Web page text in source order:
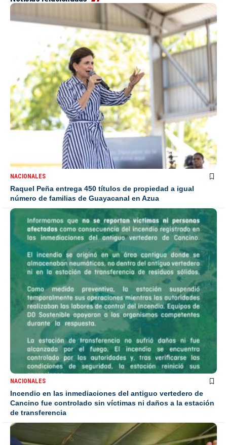
NACIONALES
Raquel Peña entrega 450 títulos de propiedad a igual
número de familias de Guayacanal en Azua
NACIONALES
Incendio en las inmediaciones del antiguo vertedero de
Cancino fue controlado sin víctimas ni daños a la estación
de transferencia